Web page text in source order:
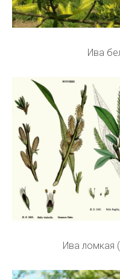
Ива
Ива ломкая